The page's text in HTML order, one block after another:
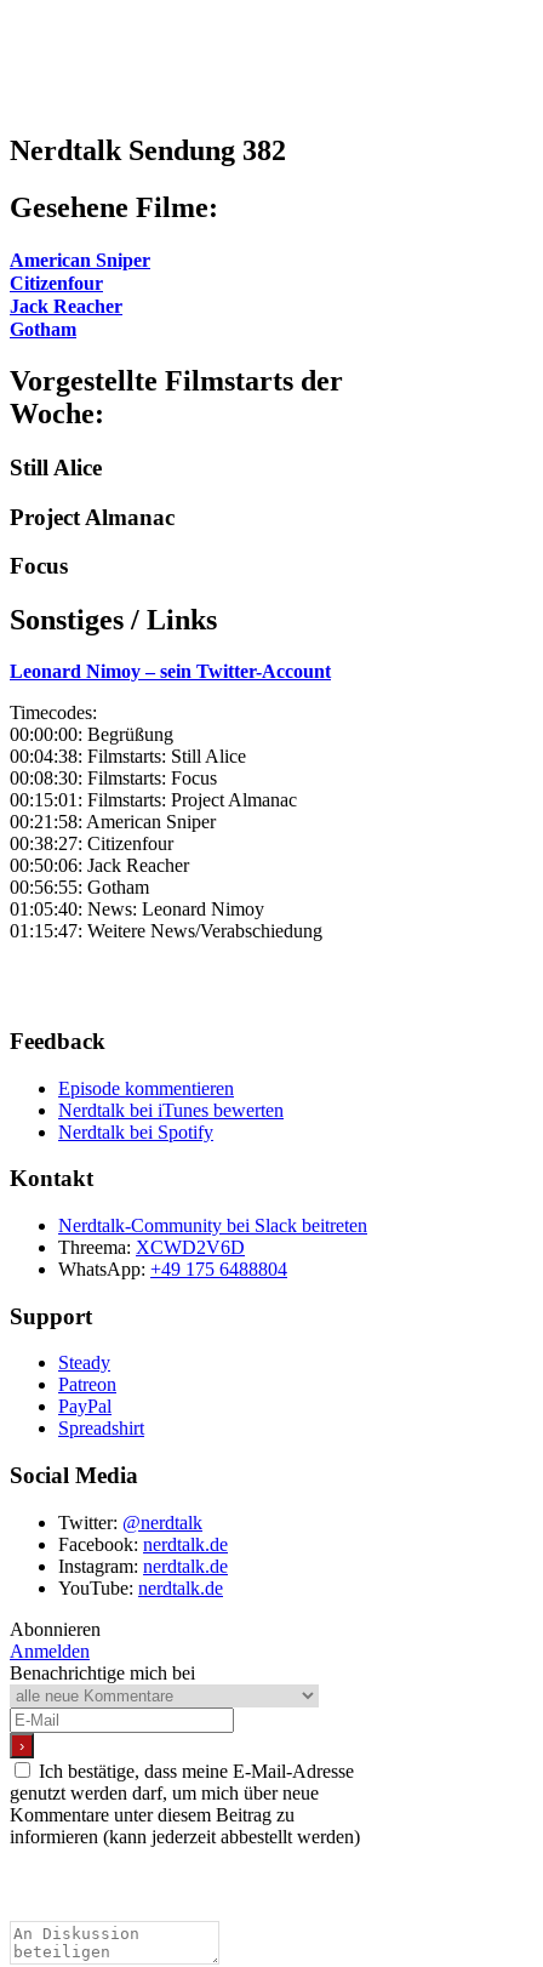
Nerdtalk Sendung 382
Gesehene Filme:
American Sniper
Citizenfour
Jack Reacher
Gotham
Vorgestellte Filmstarts der
Woche:
Still Alice
Project Almanac
Focus
Sonstiges / Links
Leonard Nimoy – sein Twitter-Account
Timecodes:
00:00:00: Begrüßung
00:04:38: Filmstarts: Still Alice
00:08:30: Filmstarts: Focus
00:15:01: Filmstarts: Project Almanac
00:21:58: American Sniper
00:38:27: Citizenfour
00:50:06: Jack Reacher
00:56:55: Gotham
01:05:40: News: Leonard Nimoy
01:15:47: Weitere News/Verabschiedung
Feedback
Episode kommentieren
Nerdtalk bei iTunes bewerten
Nerdtalk bei Spotify
Kontakt
Nerdtalk-Community bei Slack beitreten
Threema: XCWD2V6D
WhatsApp: +49 175 6488804
Support
Steady
Patreon
PayPal
Spreadshirt
Social Media
Twitter: @nerdtalk
Facebook: nerdtalk.de
Instagram: nerdtalk.de
YouTube: nerdtalk.de
Abonnieren
Anmelden
Benachrichtige mich bei
Ich bestätige, dass meine E-Mail-Adresse
genutzt werden darf, um mich über neue
Kommentare unter diesem Beitrag zu
informieren (kann jederzeit abbestellt werden)